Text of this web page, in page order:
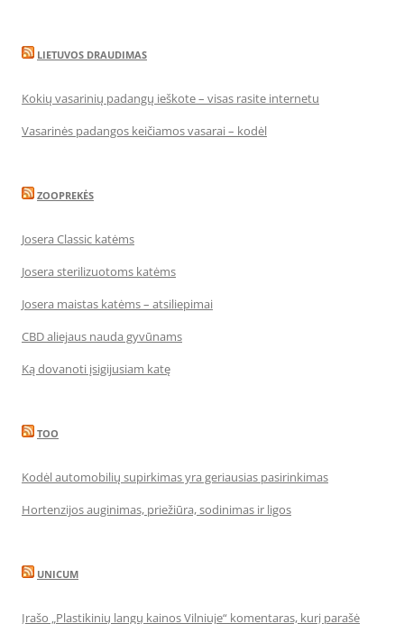
LIETUVOS DRAUDIMAS
Kokių vasarinių padangų ieškote – visas rasite internetu
Vasarinės padangos keičiamos vasarai – kodėl
ZOOPREKĖS
Josera Classic katėms
Josera sterilizuotoms katėms
Josera maistas katėms – atsiliepimai
CBD aliejaus nauda gyvūnams
Ką dovanoti įsigijusiam katę
TOO
Kodėl automobilių supirkimas yra geriausias pasirinkimas
Hortenzijos auginimas, priežiūra, sodinimas ir ligos
UNICUM
Įrašo „Plastikinių langų kainos Vilniuje“ komentaras, kurį parašė